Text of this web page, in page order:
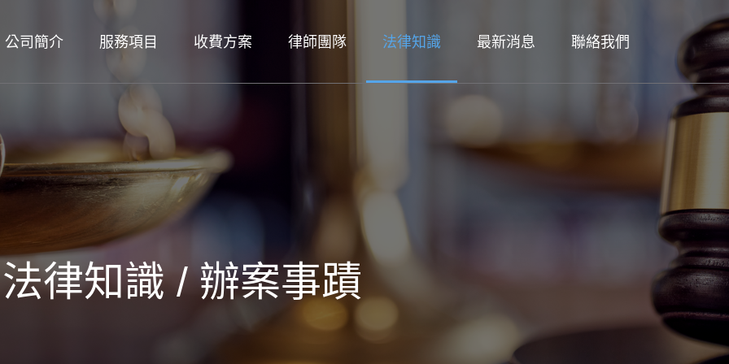
公司簡介 服務項目 收費方案 律師團隊 法律知識 最新消息 聯絡我們
法律知識 / 辦案事蹟